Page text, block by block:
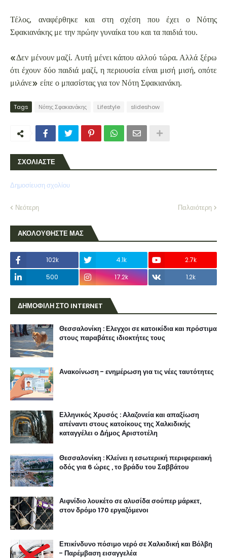
Τέλος, αναφέρθηκε και στη σχέση που έχει ο Νότης
Σφακιανάκης με την πρώην γυναίκα του και τα παιδιά του.
«Δεν μένουν μαζί. Αυτή μένει κάπου αλλού τώρα. Αλλά ξέρω
ότι έχουν δύο παιδιά μαζί, η περιουσία είναι μισή μισή, οπότε
μιλάνε» είπε ο μπασίστας για τον Νότη Σφακιανάκη.
Tags Νότης Σφακιανάκης Lifestyle slideshow
ΣΧΟΛΙΑΣΤΕ
Δημοσίευση σχολίου
Νεότερη Παλαιότερη
ΑΚΟΛΟΥΘΗΣΤΕ ΜΑΣ
102k 4.1k
2.7k
500
17.2k 1.2k
ΔΗΜΟΦΙΛΗ ΣΤΟ INTERNET
Θεσσαλονίκη : Ελεγχοι σε κατοικίδια και πρόστιμα
στους παραβάτες ιδιοκτήτες τους
Ανακοίνωση - ενημέρωση για τις νέες ταυτότητες
Ελληνικός Χρυσός : Αλαζονεία και απαξίωση
απέναντι στους κατοίκους της Χαλκιδικής
καταγγέλει ο Δήμος Αριστοτέλη
Θεσσαλονίκη : Κλείνει η εσωτερική περιφερειακή
οδός για 6 ώρες , το βράδυ του Σαββάτου
Αιφνίδιο λουκέτο σε αλυσίδα σούπερ μάρκετ,
στον δρόμο 170 εργαζόμενοι
Επικίνδυνο πόσιμο νερό σε Χαλκιδική και Βόλβη
- Παρέμβαση εισαγγελέα